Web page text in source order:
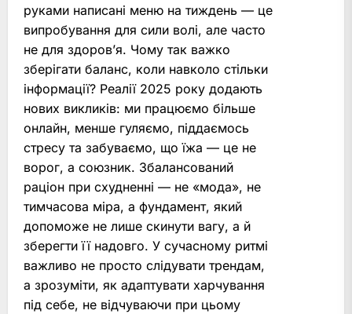
руками написані меню на тиждень — це
випробування для сили волі, але часто
не для здоров’я. Чому так важко
зберігати баланс, коли навколо стільки
інформації? Реалії 2025 року додають
нових викликів: ми працюємо більше
онлайн, менше гуляємо, піддаємось
стресу та забуваємо, що їжа — це не
ворог, а союзник. Збалансований
раціон при схудненні — не «мода», не
тимчасова міра, а фундамент, який
допоможе не лише скинути вагу, а й
зберегти її надовго. У сучасному ритмі
важливо не просто слідувати трендам,
а зрозуміти, як адаптувати харчування
під себе, не відчуваючи при цьому